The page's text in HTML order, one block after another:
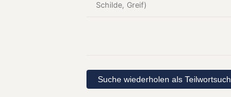
Schilde, Greif)